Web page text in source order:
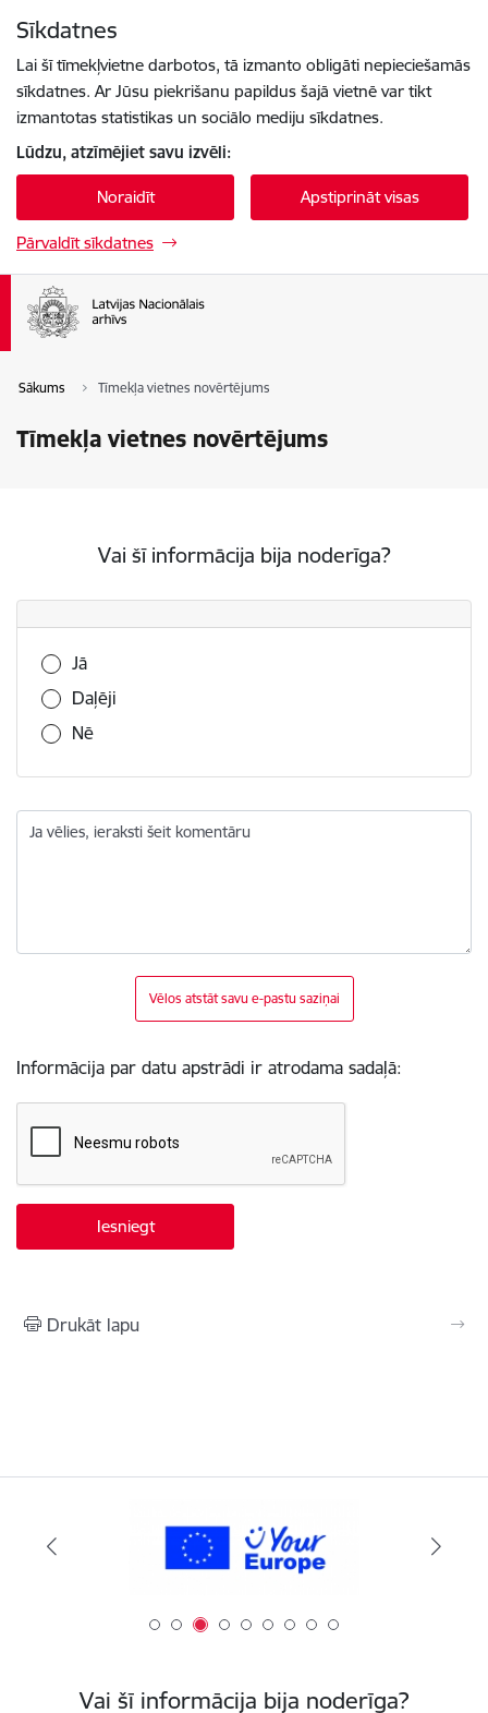
Sīkdatnes
Lai šī tīmekļvietne darbotos, tā izmanto obligāti nepieciešamās
sīkdatnes. Ar Jūsu piekrišanu papildus šajā vietnē var tikt
izmantotas statistikas un sociālo mediju sīkdatnes.
Lūdzu, atzīmējiet savu izvēli:
Noraidīt Apstiprināt visas
Pārvaldīt sīkdatnes
Sākums Tīmekļa vietnes novērtējums
Tīmekļa vietnes novērtējums
Vai šī informācija bija noderīga?
Vai šī informācija bija noderīga?
Jā
Daļēji
Nē
Ja vēlies, ieraksti šeit komentāru
Vēlos atstāt savu e-pastu saziņai
Informācija par datu apstrādi ir atrodama sadaļā:
Drukāt lapu
Vai šī informācija bija noderīga?